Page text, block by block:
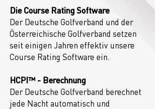
Die Course Rating Software
Der Deutsche Golfverband und der
Österreichische Golfverband setzen
seit einigen Jahren effektiv unsere
Course Rating Software ein.
HCPI™ - Berechnung
Der Deutsche Golfverband berechnet
jede Nacht automatisch und